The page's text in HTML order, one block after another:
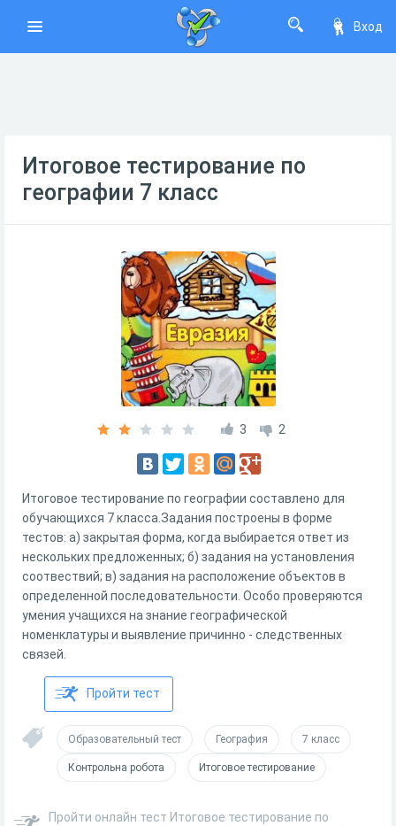
Вход
Итоговое тестирование по
географии 7 класс
3 2
Итоговое тестирование по географии составлено для
обучающихся 7 класса.Задания построены в форме
тестов: а) закрытая форма, когда выбирается ответ из
нескольких предложенных; б) задания на установления
соотвествий; в) задания на расположение объектов в
определенной последовательности. Особо проверяются
умения учащихся на знание географической
номенклатуры и выявление причинно - следственных
связей.
Пройти тест
Образовательный тест География 7 класс
Контрольна робота Итоговое тестирование
Пройти онлайн тест Итоговое тестирование по